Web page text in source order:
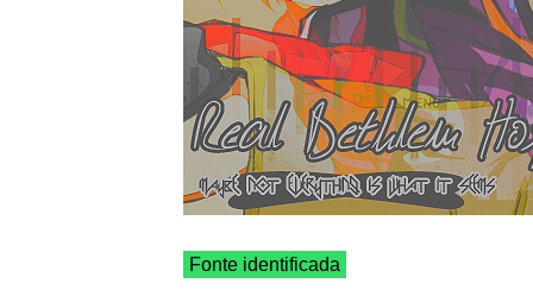
Fonte identificada